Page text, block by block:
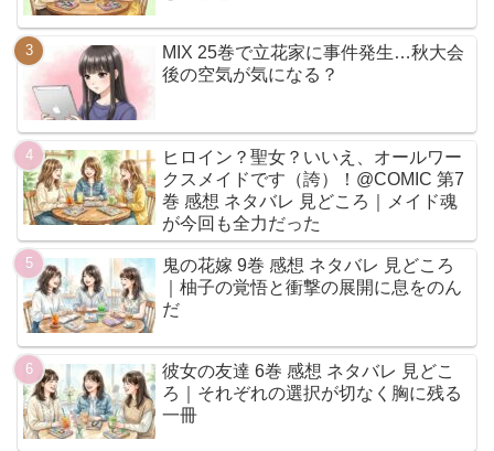
MIX 25巻で立花家に事件発生…秋大会
後の空気が気になる？
ヒロイン？聖女？いいえ、オールワー
クスメイドです（誇）！@COMIC 第7
巻 感想 ネタバレ 見どころ｜メイド魂
が今回も全力だった
鬼の花嫁 9巻 感想 ネタバレ 見どころ
｜柚子の覚悟と衝撃の展開に息をのん
だ
彼女の友達 6巻 感想 ネタバレ 見どこ
ろ｜それぞれの選択が切なく胸に残る
一冊